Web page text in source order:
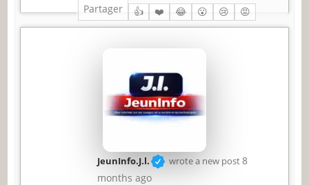
Partager 👍 ❤️ 😂 😮 😢 😡
JeunInfo.J.l. wrote a new post8
months ago